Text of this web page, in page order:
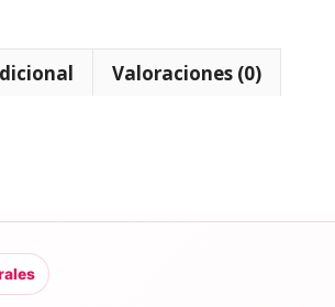
Valoraciones (0)